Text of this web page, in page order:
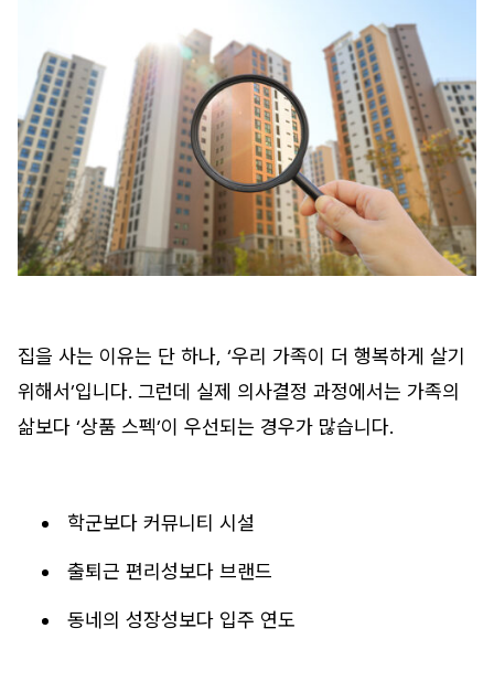
집을 사는 이유는 단 하나, ‘우리 가족이 더 행복하게 살기
위해서’입니다. 그런데 실제 의사결정 과정에서는 가족의
삶보다 ‘상품 스펙’이 우선되는 경우가 많습니다.
학군보다 커뮤니티 시설
출퇴근 편리성보다 브랜드
동네의 성장성보다 입주 연도